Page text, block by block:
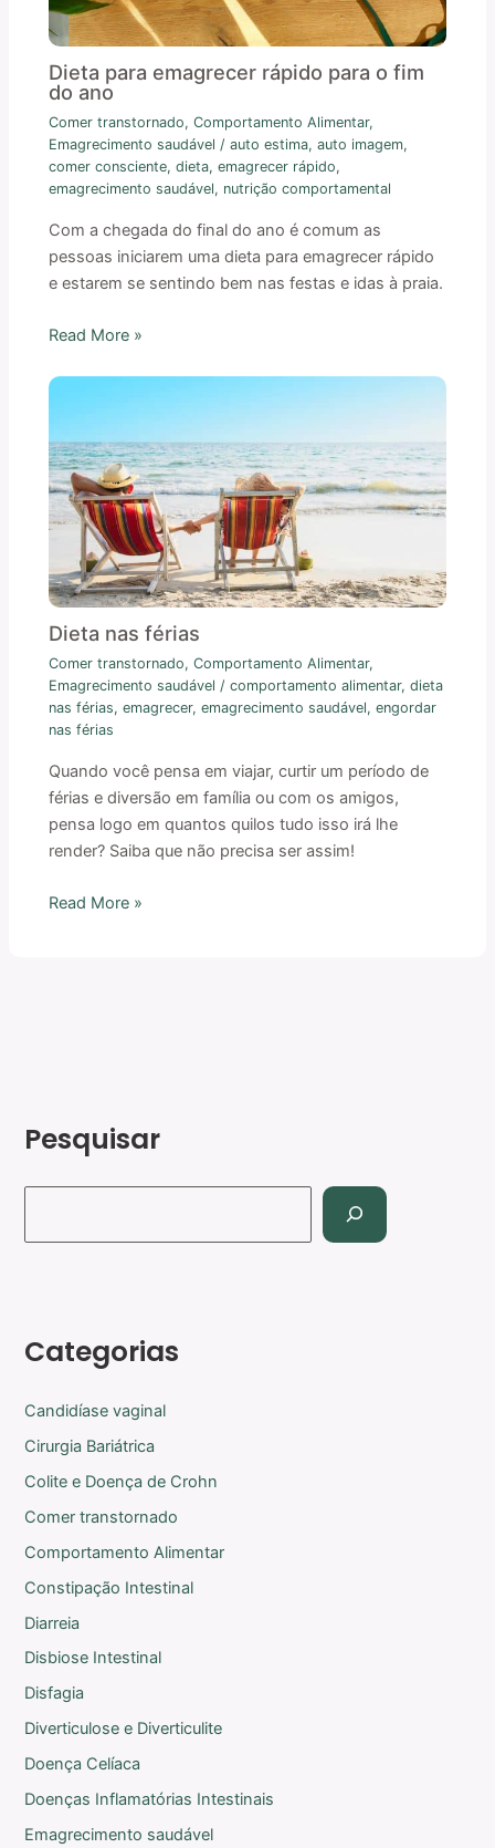
Dieta para emagrecer rápido para o fim
do ano
Comer transtornado,Comportamento Alimentar,
Emagrecimento saudável /auto estima,auto imagem,
comer consciente,dieta,emagrecer rápido,
emagrecimento saudável, nutrição comportamental
Com a chegada do final do ano é comum as
pessoas iniciarem uma dieta para emagrecer rápido
e estarem se sentindo bem nas festas e idas à praia.
Read More »
Dieta nas férias
Comer transtornado,Comportamento Alimentar,
Emagrecimento saudável /comportamento alimentar,dieta
nas férias,emagrecer,emagrecimento saudável,engordar
nas férias
Quando você pensa em viajar, curtir um período de
férias e diversão em família ou com os amigos,
pensa logo em quantos quilos tudo isso irá lhe
render? Saiba que não precisa ser assim!
Read More »
Pesquisar
Categorias
Candidíase vaginal
Cirurgia Bariátrica
Colite e Doença de Crohn
Comer transtornado
Comportamento Alimentar
Constipação Intestinal
Diarreia
Disbiose Intestinal
Disfagia
Diverticulose e Diverticulite
Doença Celíaca
Doenças Inflamatórias Intestinais
Emagrecimento saudável